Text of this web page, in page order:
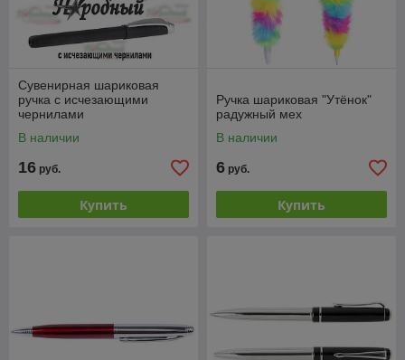
Сувенирная шариковая
ручка с исчезающими
чернилами
В наличии
16 руб.
Купить
Ручка шариковая "Утёнок"
радужный мех
В наличии
6 руб.
Купить